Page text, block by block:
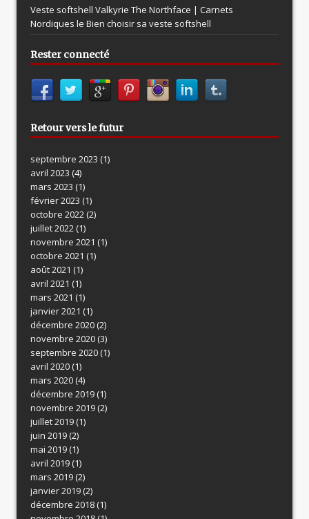
Veste softshell Valkyrie The Northface | Carnets
Nordiques le Bien choisir sa veste softshell
Rester connecté
Retour vers le futur
septembre 2023 (1)
avril 2023 (4)
mars 2023 (1)
février 2023 (1)
octobre 2022(2)
juillet 2022(1)
novembre 2021 (1)
octobre 2021 (1)
août 2021 (1)
avril 2021 (1)
mars 2021 (1)
janvier 2021 (1)
décembre 2020(2)
novembre 2020(3)
septembre 2020(1)
avril 2020(1)
mars 2020(4)
décembre 2019(1)
novembre 2019(2)
juillet 2019(1)
juin 2019(2)
mai 2019(1)
avril 2019(1)
mars 2019(2)
janvier 2019(2)
décembre 2018(1)